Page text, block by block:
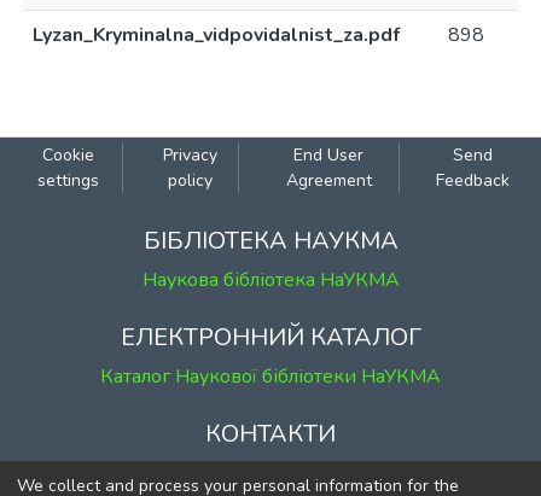
Lyzan_Kryminalna_vidpovidalnist_za.pdf
898
Cookie
settings
Privacy
policy
End User
Agreement
Send
Feedback
БІБЛІОТЕКА НАУКМА
Наукова бібліотека НаУКМА
ЕЛЕКТРОННИЙ КАТАЛОГ
Каталог Наукової бібліотеки НаУКМА
КОНТАКТИ
м. Київ, вул. Григорія Сковороди, 2
We collect and process your personal information for the